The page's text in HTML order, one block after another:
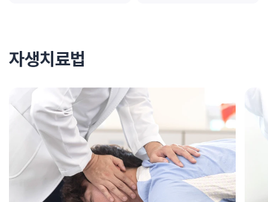
자생치료법